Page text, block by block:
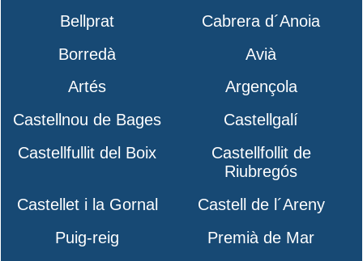
Bellprat
Cabrera d´Anoia
Borredà
Avià
Artés
Argençola
Castellnou de Bages
Castellgalí
Castellfullit del Boix
Castellfollit de
Riubregós
Castellet i la Gornal
Castell de l´Areny
Puig-reig
Premià de Mar